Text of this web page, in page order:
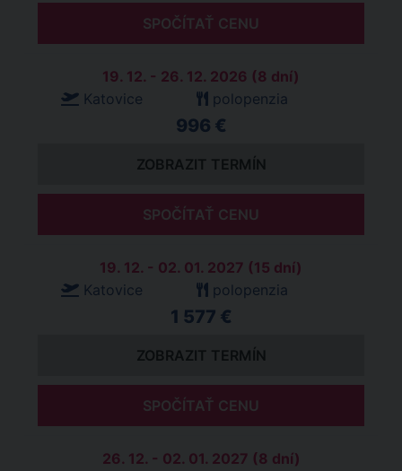
SPOČÍTAŤ CENU
19. 12. - 26. 12. 2026 (8 dní)
Katovice
polopenzia
996 €
ZOBRAZIT TERMÍN
SPOČÍTAŤ CENU
19. 12. - 02. 01. 2027 (15 dní)
Katovice
polopenzia
1 577 €
ZOBRAZIT TERMÍN
SPOČÍTAŤ CENU
26. 12. - 02. 01. 2027 (8 dní)